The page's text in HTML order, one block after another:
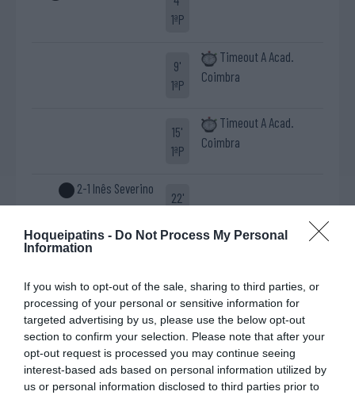
Hoqueipatins - Do Not Process My Personal
Information
If you wish to opt-out of the sale, sharing to third parties, or
processing of your personal or sensitive information for
targeted advertising by us, please use the below opt-out
section to confirm your selection. Please note that after your
opt-out request is processed you may continue seeing
interest-based ads based on personal information utilized by
us or personal information disclosed to third parties prior to
1ªP
9'
1ªP
Timeout A Acad.
Coimbra
15'
1ªP
Timeout A Acad.
Coimbra
2-1 Inês Severino
22'
Início da 2ª parte.
10ª falta de SL
Benfica
Defesa de livre direto
7'
2ªP
Livre direto falhado
Catarina Costa